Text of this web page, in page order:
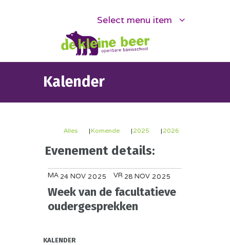
Select menu item
Kalender
Alles Komende 2025 2026
Evenement details:
MA 24 NOV 2025 VR 28 NOV 2025
Week van de facultatieve
oudergesprekken
KALENDER